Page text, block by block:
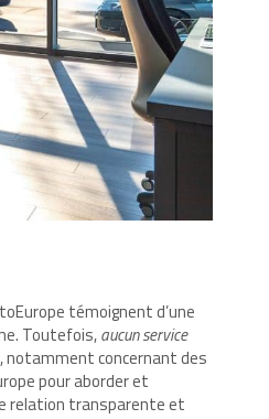
témoignent d’une
Toutefois,aucun service
concernant des
pour aborder et
relation transparente et